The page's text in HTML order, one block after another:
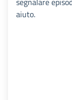
aiuto.